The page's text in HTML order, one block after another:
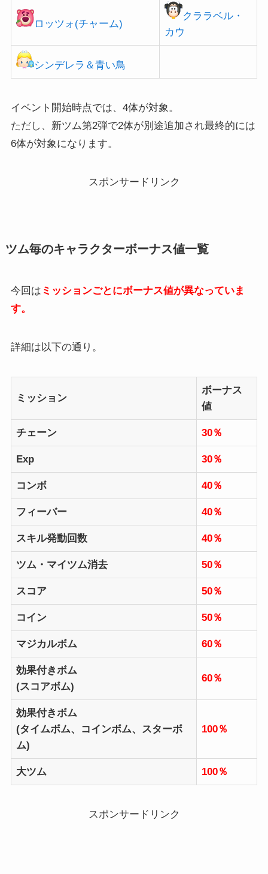
ロッツォ(チャーム)
クララベル・
カウ
シンデレラ＆青い鳥
イベント開始時点では、4体が対象。
ただし、新ツム第2弾で2体が別途追加され最終的には
6体が対象になります。
スポンサードリンク
ツム毎のキャラクターボーナス値一覧
今回は ミッションごとにボーナス値が異なっていま
す。
詳細は以下の通り。
ミッション
ボーナス
値
チェーン 30％
Exp 30％
コンボ 40％
フィーバー 40％
スキル発動回数 40％
ツム・マイツム消去 50％
スコア 50％
コイン 50％
マジカルボム 60％
効果付きボム
(スコアボム)
60％
効果付きボム
(タイムボム、コインボム、スターボ
ム)
100％
大ツム 100％
スポンサードリンク